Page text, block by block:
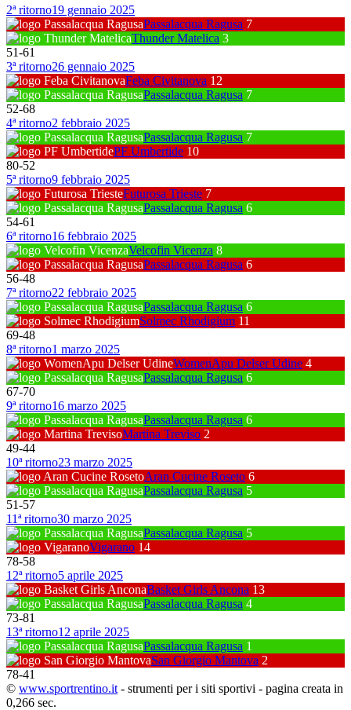
2ª ritorno19 gennaio 2025
Passalacqua Ragusa 7
Thunder Matelica 3
51-61
3ª ritorno26 gennaio 2025
Feba Civitanova 12
Passalacqua Ragusa 7
52-68
4ª ritorno2 febbraio 2025
Passalacqua Ragusa 7
PF Umbertide 10
80-52
5ª ritorno9 febbraio 2025
Futurosa Trieste 7
Passalacqua Ragusa 6
54-61
6ª ritorno16 febbraio 2025
Velcofin Vicenza 8
Passalacqua Ragusa 6
56-48
7ª ritorno22 febbraio 2025
Passalacqua Ragusa 6
Solmec Rhodigium 11
69-48
8ª ritorno1 marzo 2025
WomenApu Delser Udine 4
Passalacqua Ragusa 6
67-70
9ª ritorno16 marzo 2025
Passalacqua Ragusa 6
Martina Treviso 2
49-44
10ª ritorno23 marzo 2025
Aran Cucine Roseto 6
Passalacqua Ragusa 5
51-57
11ª ritorno30 marzo 2025
Passalacqua Ragusa 5
Vigarano 14
78-58
12ª ritorno5 aprile 2025
Basket Girls Ancona 13
Passalacqua Ragusa 4
73-81
13ª ritorno12 aprile 2025
Passalacqua Ragusa 1
San Giorgio Mantova 2
78-41
© www.sportrentino.it - strumenti per i siti sportivi - pagina creata in
0,266 sec.